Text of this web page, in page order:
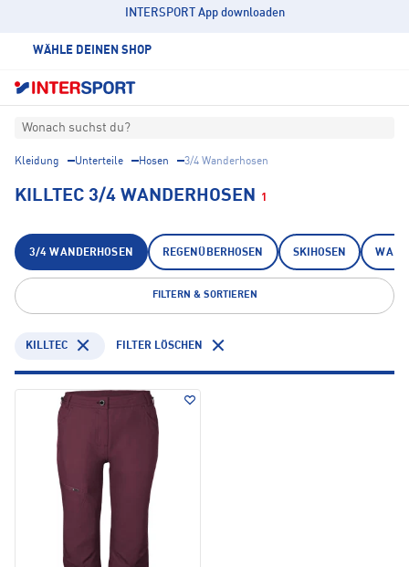
INTERSPORT App downloaden
WÄHLE DEINEN SHOP
Wonach suchst du?
Kleidung Unterteile Hosen 3/4 Wanderhosen
KILLTEC 3/4 WANDERHOSEN 1
3/4 WANDERHOSEN REGENÜBERHOSEN SKIHOSEN
FILTERN & SORTIEREN
KILLTEC FILTER LÖSCHEN